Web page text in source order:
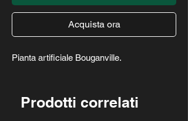
Acquista ora
Pianta artificiale Bouganville.
Prodotti correlati